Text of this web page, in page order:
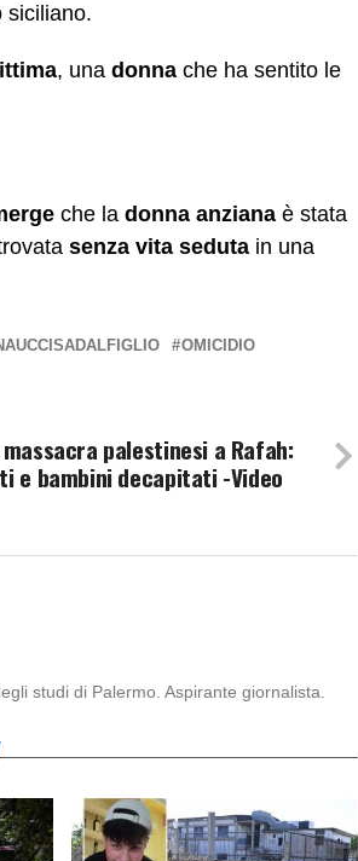
siciliano.
, una donna che ha sentito le
che la donna anziana è stata
senza vita seduta in una
OMICIDIO
palestinesi a Rafah:
e bambini decapitati -Video
studi di Palermo. Aspirante giornalista.